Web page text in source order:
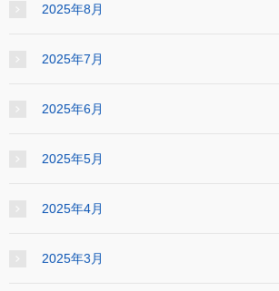
2025年8月
2025年7月
2025年6月
2025年5月
2025年4月
2025年3月